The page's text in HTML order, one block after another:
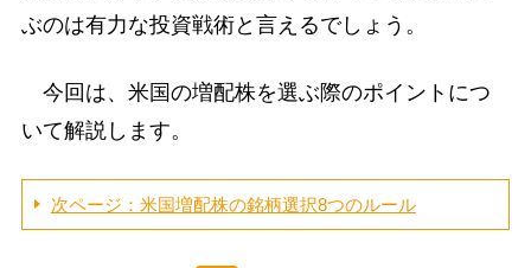
ぶのは有力な投資戦術と言えるでしょう。
今回は、米国の増配株を選ぶ際のポイントにつ
いて解説します。
次ページ：米国増配株の銘柄選択8つのルール